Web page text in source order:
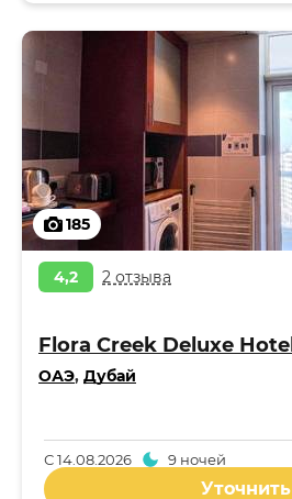
185
4,2 2 отзыва
ОАЭ, Дубай
С14.08.2026 9 ночей
Уточнить